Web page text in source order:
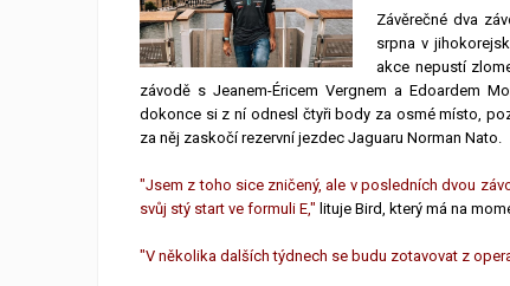
Závěrečné dva
srpna v
akce nepustí
závodě s Jeanem-Éricem Vergnem a Edoardem
dokonce si z ní odnesl čtyři body za osmé místo,
za něj zaskočí rezervní jezdec Jaguaru Norman Nato.
"Jsem z toho sice zničený, ale v posledních dvou
svůj stý start ve formuli E," lituje Bird, který má na
"V několika dalších týdnech se budu zotavovat z